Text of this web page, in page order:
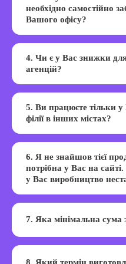
допомогти Вам з
логотипу, фірмового стилю
необхідно самостійно
Вашого офісу?
Ми цінуємо час наших
кур'єрами у зручний для вас
4. Чи є у Вас знижки
агенцій?
роботи. Для отримання
Техпідтримку: Як Ви
отримаєте знижку.
5. Ви працюєте тільки у
філії в інших містах?
доставляємо службами
6. Я не знайшов тієї
потрібна у Вас на
у Вас виробництво
7. Яка мінімальна сума
8. Який термін